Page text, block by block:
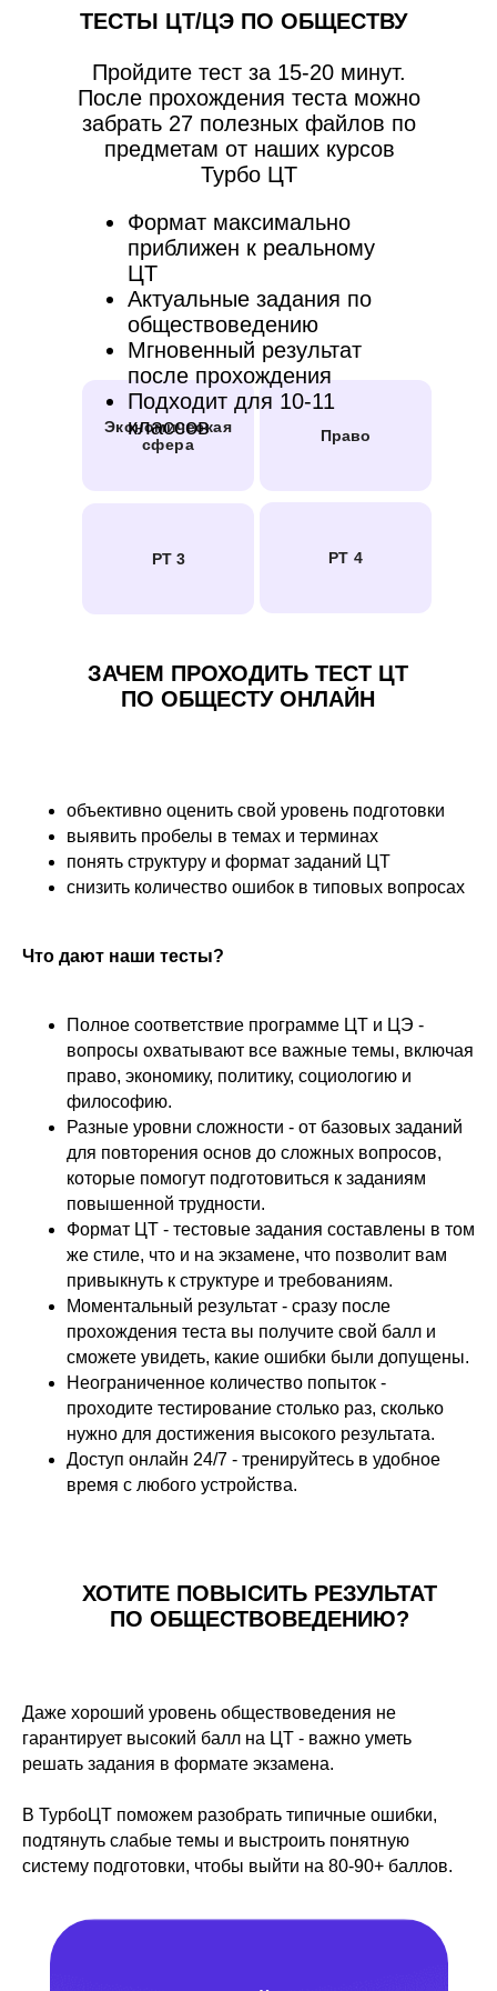
Право
РТ 4
РТ 3
Экономическая
сфера
Пройдите тест за 15-20 минут.
После прохождения теста можно
забрать 27 полезных файлов по
предметам от наших курсов
Турбо ЦТ
ТЕСТЫ ЦТ/ЦЭ ПО ОБЩЕСТВУ
Формат максимально
приближен к реальному
ЦТ
Актуальные задания по
обществоведению
Мгновенный результат
после прохождения
Подходит для 10-11
классов
ЗАЧЕМ ПРОХОДИТЬ ТЕСТ ЦТ
ПО ОБЩЕСТУ ОНЛАЙН
объективно оценить свой уровень подготовки
выявить пробелы в темах и терминах
понять структуру и формат заданий ЦТ
снизить количество ошибок в типовых вопросах
Что дают наши тесты?
Полное соответствие программе ЦТ и ЦЭ -
вопросы охватывают все важные темы, включая
право, экономику, политику, социологию и
философию.
Разные уровни сложности - от базовых заданий
для повторения основ до сложных вопросов,
которые помогут подготовиться к заданиям
повышенной трудности.
Формат ЦТ - тестовые задания составлены в том
же стиле, что и на экзамене, что позволит вам
привыкнуть к структуре и требованиям.
Моментальный результат - сразу после
прохождения теста вы получите свой балл и
сможете увидеть, какие ошибки были допущены.
Неограниченное количество попыток -
проходите тестирование столько раз, сколько
нужно для достижения высокого результата.
Доступ онлайн 24/7 - тренируйтесь в удобное
время с любого устройства.
ХОТИТЕ ПОВЫСИТЬ РЕЗУЛЬТАТ
ПО ОБЩЕСТВОВЕДЕНИЮ?
Даже хороший уровень обществоведения не
гарантирует высокий балл на ЦТ - важно уметь
решать задания в формате экзамена.
В ТурбоЦТ поможем разобрать типичные ошибки,
подтянуть слабые темы и выстроить понятную
систему подготовки, чтобы выйти на 80-90+ баллов.